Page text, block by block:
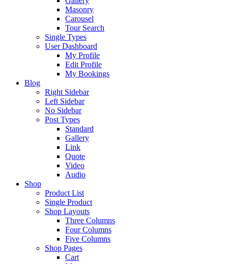
Masonry
Carousel
Tour Search
Single Types
User Dashboard
My Profile
Edit Profile
My Bookings
Blog
Right Sidebar
Left Sidebar
No Sidebar
Post Types
Standard
Gallery
Link
Quote
Video
Audio
Shop
Product List
Single Product
Shop Layouts
Three Columns
Four Columns
Five Columns
Shop Pages
Cart